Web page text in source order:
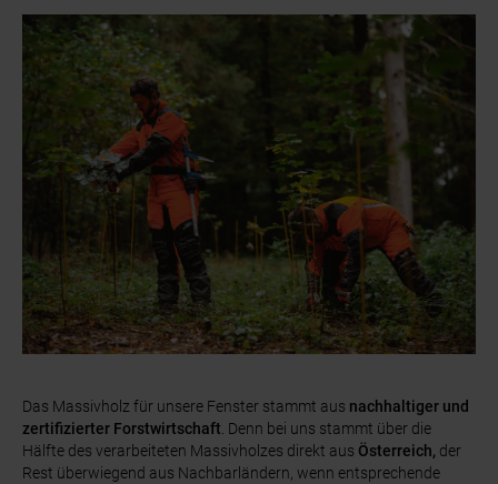
Das Massivholz für unsere Fenster stammt aus nachhaltiger und
zertifizierter Forstwirtschaft . Denn bei uns stammt über die
Hälfte des verarbeiteten Massivholzes direkt aus Österreich, der
Rest überwiegend aus Nachbarländern, wenn entsprechende